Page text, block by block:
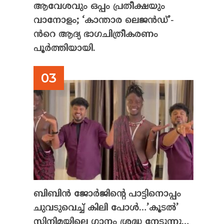
ആവേശവും ഒപ്പം പ്രതീക്ഷയും
വാനോളം; ‘കാന്താര ലെജൻഡ്’-
ൻറെ ആദ്യ ഭാഗചിത്രീകരണം
പൂർത്തിയായി.
ബിബിൻ ജോർജിന്റെ പാട്ടിനൊപ്പം
ചുവടുവെച്ച് കിലി പോൾ…’കൂടൽ’